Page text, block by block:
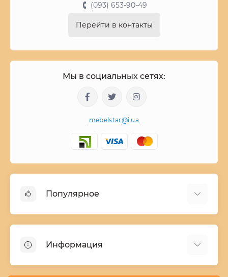
(093) 653-90-49
Перейти в контакты
Мы в социальных сетях:
mebelstar@i.ua
Популярное
Шкафы купе ширина 90-210 cм высота 220 cм
Комоды из дерева
Информация